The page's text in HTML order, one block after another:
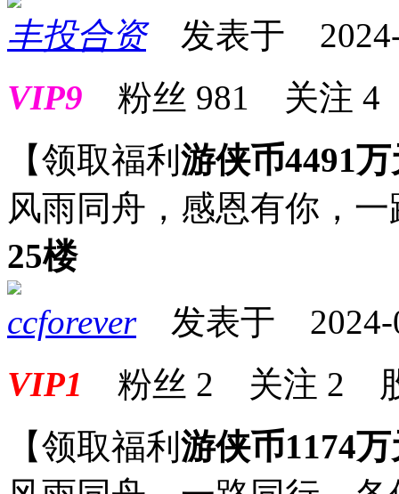
丰投合资发表于 2024-
VIP9 粉丝 981 关注 4
【领取福利 游侠币4491
风雨同舟，感恩有你，
25楼
ccforever发表于 2024-
VIP1 粉丝 2 关注 2
【领取福利 游侠币1174